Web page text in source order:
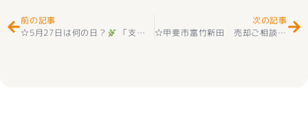
前の記事
☆5月27日は何の日？
「支え合い」と「安心できる暮らし」を考える一日
次の記事
☆甲斐市富竹新田 売却ご相談ありがとうございました